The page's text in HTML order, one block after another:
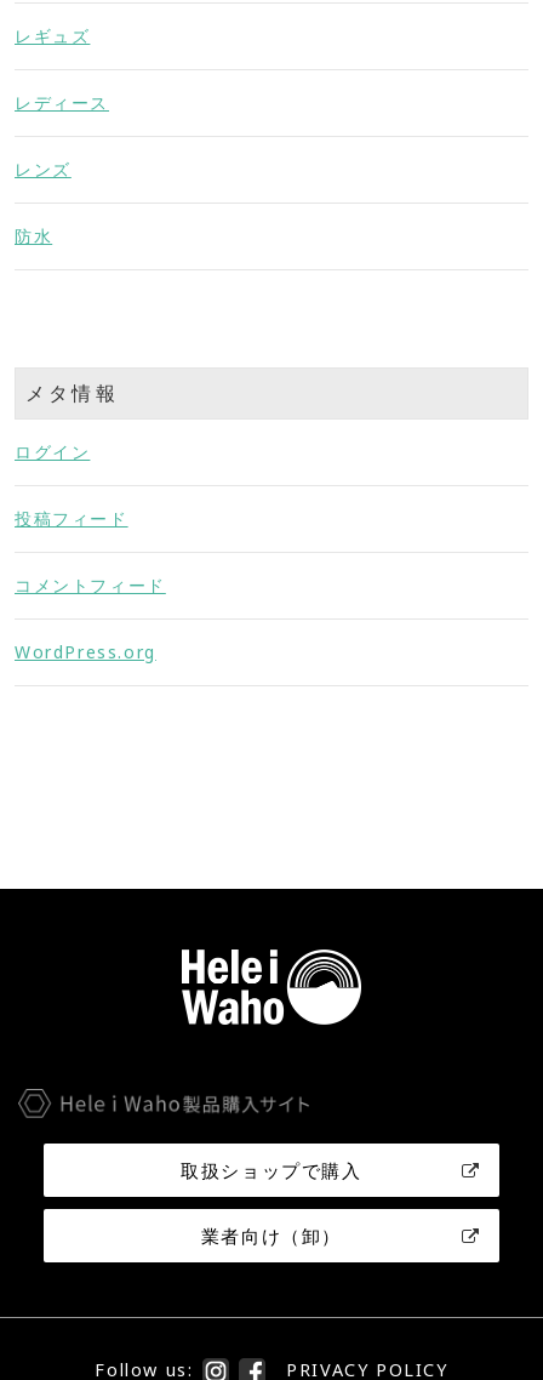
レギュズ
レディース
レンズ
防水
メタ情報
ログイン
投稿フィード
コメントフィード
WordPress.org
取扱ショップで購入
業者向け（卸）
Follow us: PRIVACY POLICY